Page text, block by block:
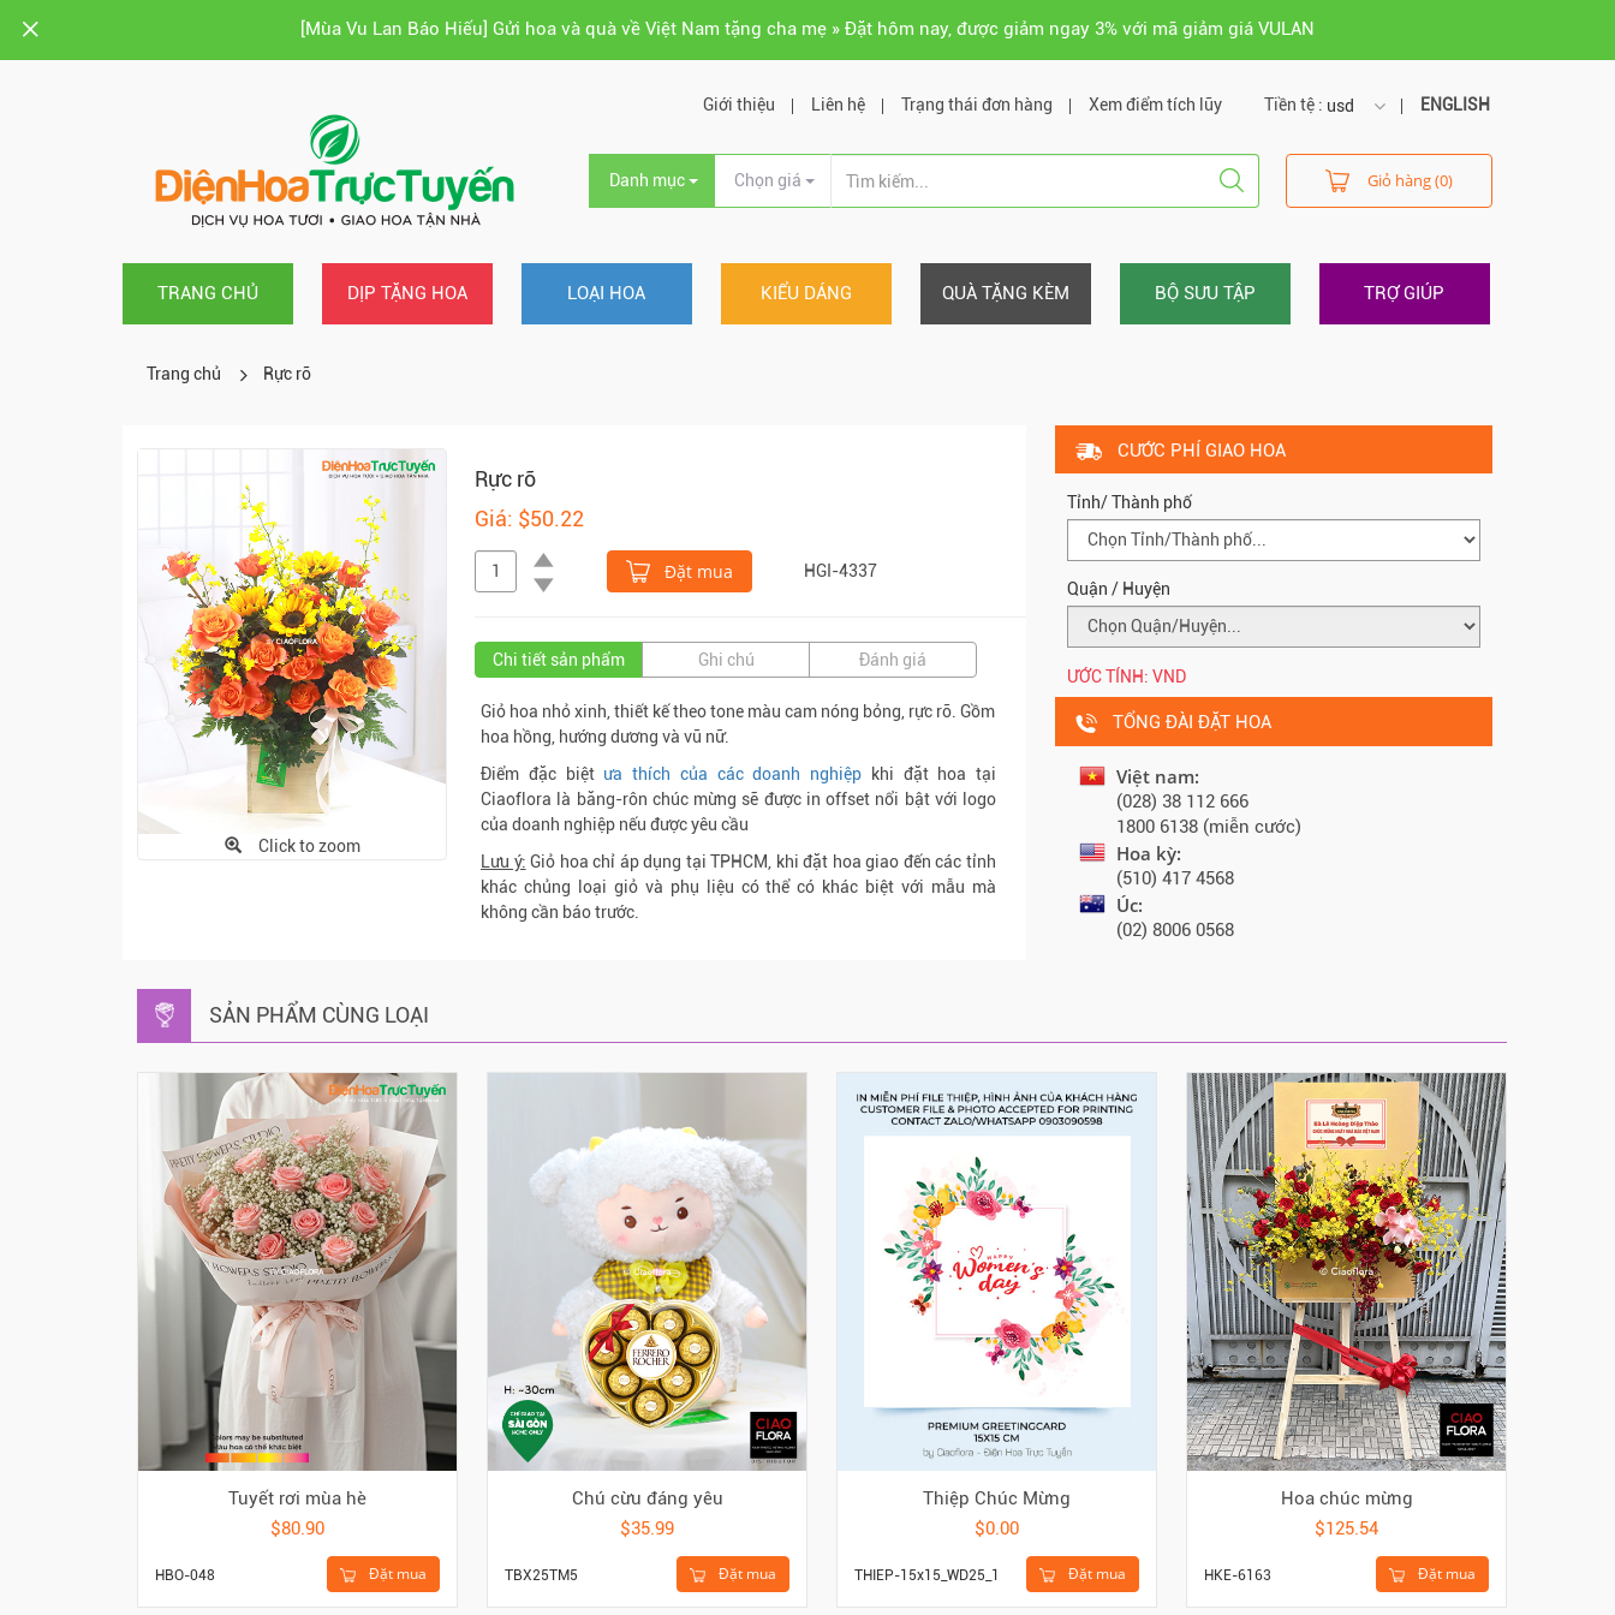
[Mùa Vu Lan Báo Hiếu] Gửi hoa và quà về Việt Nam tặng cha mẹ » Đặt hôm nay, được giảm ngay 3% với mã giảm giá VULAN
Tiền tệ : usd
usd
vnd
ENGLISH
Giới thiệu Liên hệ Trạng thái đơn hàng Xem điểm tích lũy
Danh mục Chọn giá Giỏ hàng (0)
TRANG CHỦ DỊP TẶNG HOA LOẠI HOA KIỂU DÁNG QUÀ TẶNG KÈM BỘ SƯU TẬP TRỢ GIÚP
Trang chủ Rực rỡ
Click to zoom
Rực rỡ
Giá: $50.22
Đặt mua HGI-4337
Chi tiết sản phẩm Ghi chú Đánh giá
Giỏ hoa nhỏ xinh, thiết kế theo tone màu cam nóng bỏng, rực rỡ. Gồm
hoa hồng, hướng dương và vũ nữ.
Điểm đặc biệt ưa thích của các doanh nghiệp khi đặt hoa tại
Ciaoflora là băng-rôn chúc mừng sẽ được in offset nổi bật với logo
của doanh nghiệp nếu được yêu cầu
Lưu ý: Giỏ hoa chỉ áp dụng tại TPHCM, khi đặt hoa giao đến các tỉnh
khác chủng loại giỏ và phụ liệu có thể có khác biệt với mẫu mà
không cần báo trước.
CƯỚC PHÍ GIAO HOA
Tỉnh/ Thành phố
Quận / Huyện
ƯỚC TÍNH: VND
TỔNG ĐÀI ĐẶT HOA
Việt nam:
(028) 38 112 666
1800 6138 (miễn cước)
Hoa kỳ:
(510) 417 4568
Úc:
(02) 8006 0568
SẢN PHẨM CÙNG LOẠI
Tuyết rơi mùa hè
$80.90
Đặt mua
HBO-048
Chú cừu đáng yêu
$35.99
Đặt mua
TBX25TM5
Thiệp Chúc Mừng
$0.00
Đặt mua
THIEP-15x15_WD25_1
Hoa chúc mừng
$125.54
Đặt mua
HKE-6163